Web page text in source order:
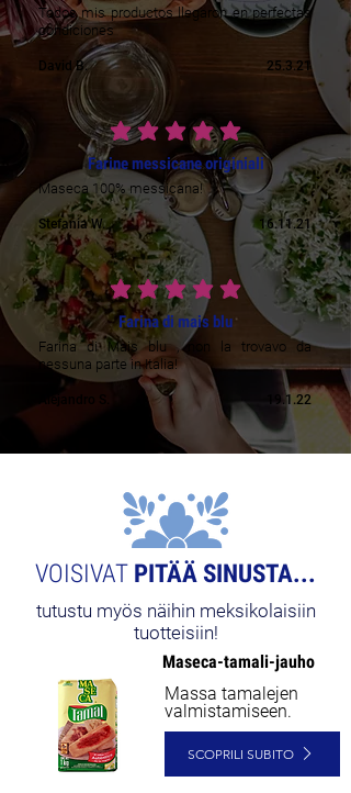
Todos mis productos llegaron en perfectas
condiciones
David B. 25.3.21
keskimääräinen luokitus on
Farine messicane originiali
Maseca 100% messicana!
Stefania W. 16.11.21
keskimääräinen luokitus on
Farina di mais blu
Farina di Mais blu , non la trovavo da
nessuna parte in Italia!
Alejandro S. 19.1.22
VOISIVAT PITÄÄ SINUSTA...
tutustu myös näihin meksikolaisiin
tuotteisiin!
Maseca-tamali-jauho
Massa tamalejen
valmistamiseen.
SCOPRILI SUBITO